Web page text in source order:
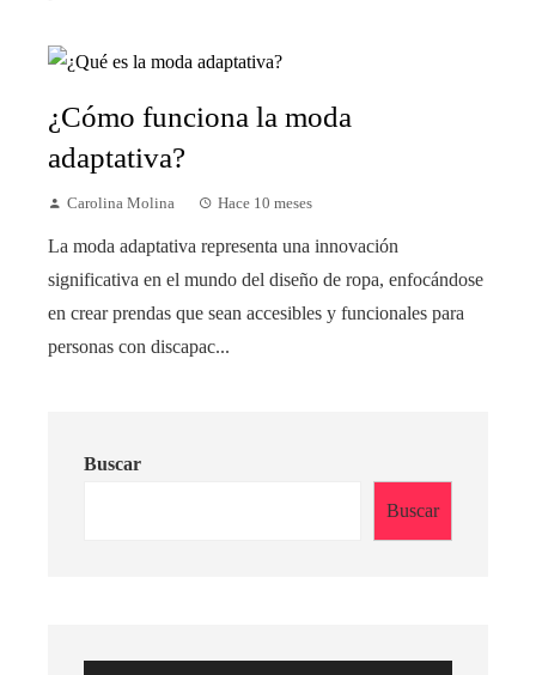
¿Cómo funciona la moda
adaptativa?
Carolina Molina Hace 10 meses
La moda adaptativa representa una innovación
significativa en el mundo del diseño de ropa, enfocándose
en crear prendas que sean accesibles y funcionales para
personas con discapac...
Buscar
Buscar